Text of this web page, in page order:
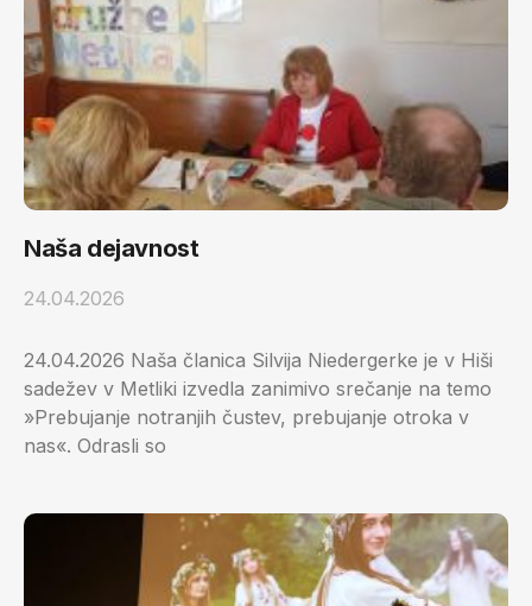
Naša dejavnost
24.04.2026
24.04.2026 Naša članica Silvija Niedergerke je v Hiši
sadežev v Metliki izvedla zanimivo srečanje na temo
»Prebujanje notranjih čustev, prebujanje otroka v
nas«. Odrasli so